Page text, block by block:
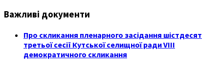
Важливі документи
Про скликання пленарного засідання шістдесят
третьої сесії Кутської селищної ради VIII
демократичного скликання